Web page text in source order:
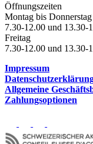
Öffnungszeiten
Montag bis Donnerstag
7.30-12.00 und 13.30-
Freitag
7.30-12.00 und 13.30-
Impressum
Allgemeine
Zahlungsoptionen